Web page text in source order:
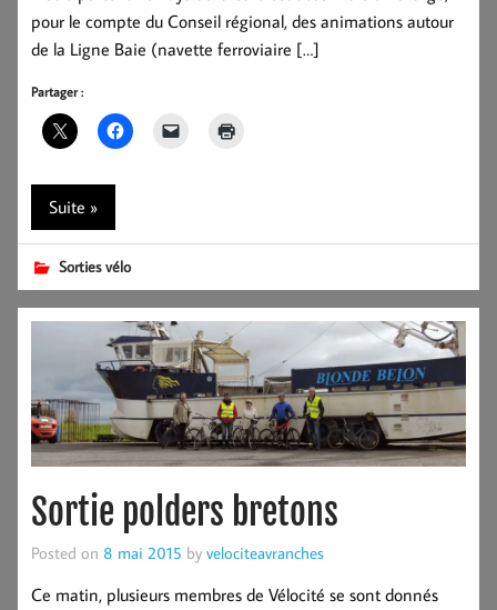
pour le compte du Conseil régional, des animations autour
de la Ligne Baie (navette ferroviaire […]
Partager :
Suite »
Sorties vélo
Sortie polders bretons
Posted on 8 mai 2015 by velociteavranches
Ce matin, plusieurs membres de Vélocité se sont donnés